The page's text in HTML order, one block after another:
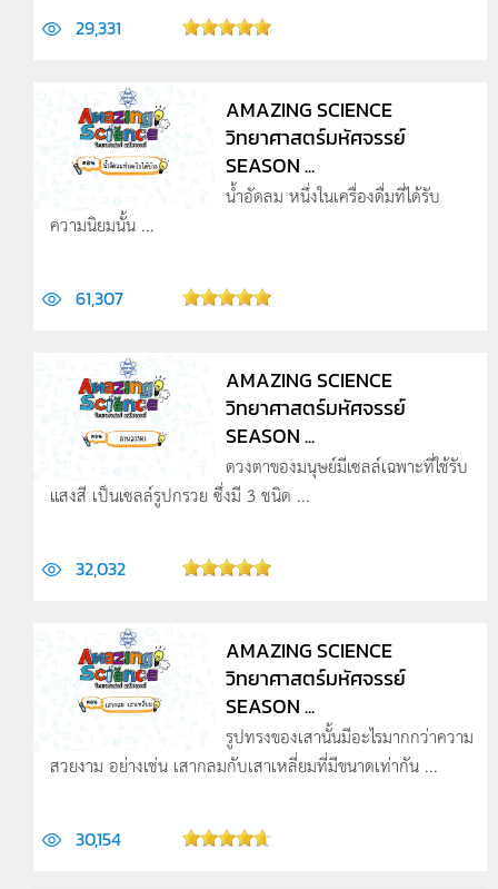
29,331
AMAZING SCIENCE
วิทยาศาสตร์มหัศจรรย์
SEASON ...
น้ำอัดลม หนึ่งในเครื่องดื่มที่ได้รับ
ความนิยมนั้น ...
61,307
AMAZING SCIENCE
วิทยาศาสตร์มหัศจรรย์
SEASON ...
ดวงตาของมนุษย์มีเซลล์เฉพาะที่ใช้รับ
แสงสี เป็นเซลล์รูปกรวย ซึ่งมี 3 ชนิด ...
32,032
AMAZING SCIENCE
วิทยาศาสตร์มหัศจรรย์
SEASON ...
รูปทรงของเสานั้นมีอะไรมากกว่าความ
สวยงาม อย่างเช่น เสากลมกับเสาเหลี่ยมที่มีขนาดเท่ากัน ...
30,154